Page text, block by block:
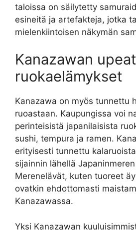
taloissa on säilytetty
esineitä ja artefakteja, jotka
mielenkiintoisen näkymän
Kanazawan upeat
ruokaelämykset
Kanazawa on myös tunnettu
ruoastaan. Kaupungissa voi
perinteisistä japanilaisista
sushi, tempura ja ramen.
erityisesti tunnettu
sijainnin lähellä
Merenelävät, kuten tuoreet
ovatkin ehdottomasti
Kanazawassa.
Yksi Kanazawan